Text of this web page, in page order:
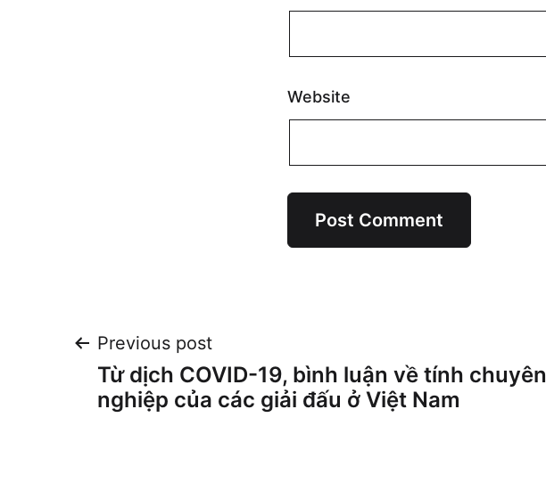
Website
Post
navigation
Previous post
Từ dịch COVID-19, bình luận về tính chuyên
nghiệp của các giải đấu ở Việt Nam